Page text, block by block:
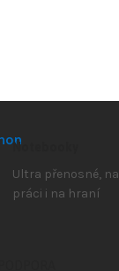
Notebooky
Ultra přenosné, na
práci i na hraní